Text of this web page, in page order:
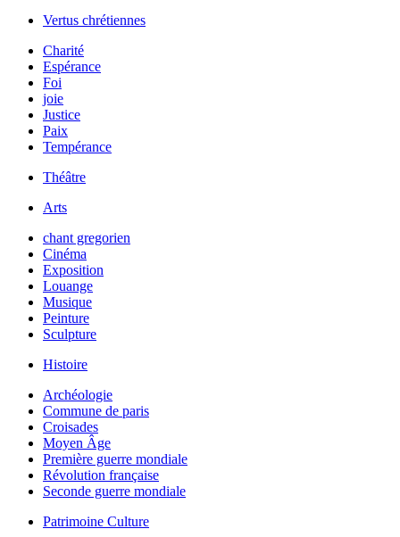
Vertus chrétiennes
Charité
Espérance
Foi
joie
Justice
Paix
Tempérance
Théâtre
Arts
chant gregorien
Cinéma
Exposition
Louange
Musique
Peinture
Sculpture
Histoire
Archéologie
Commune de paris
Croisades
Moyen Âge
Première guerre mondiale
Révolution française
Seconde guerre mondiale
Patrimoine Culture